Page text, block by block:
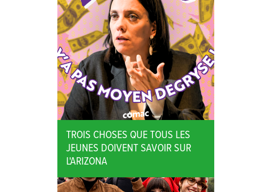
TROIS CHOSES QUE TOUS LES
JEUNES DOIVENT SAVOIR SUR
L'ARIZONA